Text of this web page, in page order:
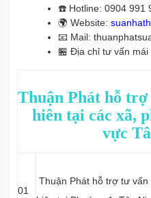
☎️ Hotline: 0904 991
🌍 Website:
📧 Mail:
🏪 Địa chỉ tư vấn mái
Thuận Phát hỗ
hiên tại các xã,
vực
01
Thuận Phát hỗ trợ tư vấn